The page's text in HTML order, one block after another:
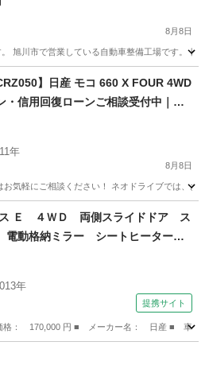
8月8日
旭川市で営業している自動車整備工場です。
その他 】日産 モコ 660 X FOUR 4WD
・信用回復ローンご相談受付中｜他
が難しかった方もご相談ください
年
8月8日
気軽にご相談ください！ ネオドライブでは、
ローン
ス Ｅ ４ＷＤ 両側スライドドア ス
電動格納ミラー シートヒーター
ＣＶＴ 盗難防止システム ＡＢ
ｕｅｔｏｏｔｈ アルミホイー
ボディ エアコン （検10.7）
年
提携サイト
格： 170,000 円 ■ メーカー名： 日産 ■ 車